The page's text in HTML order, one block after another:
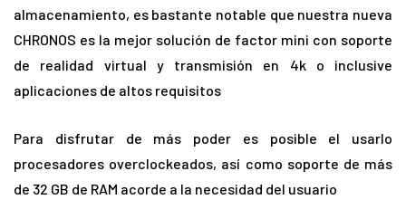
almacenamiento, es bastante notable que nuestra nueva
CHRONOS es la mejor solución de factor mini con soporte
de realidad virtual y transmisión en 4k o inclusive
aplicaciones de altos requisitos
Para disfrutar de más poder es posible el usarlo
procesadores overclockeados, así como soporte de más
de 32 GB de RAM acorde a la necesidad del usuario